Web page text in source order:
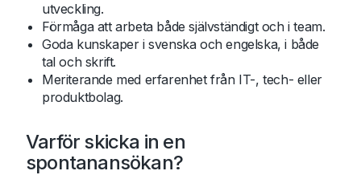
utveckling.
Förmåga att arbeta både självständigt och i team.
Goda kunskaper i svenska och engelska, i både
tal och skrift.
Meriterande med erfarenhet från IT-, tech- eller
produktbolag.
Varför skicka in en
spontanansökan?